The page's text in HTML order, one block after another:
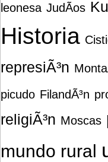
leonesa JudÃ­os
Historia
represiÃ³n
picudo FilandÃ³n
religiÃ³n Moscas
mundo rural